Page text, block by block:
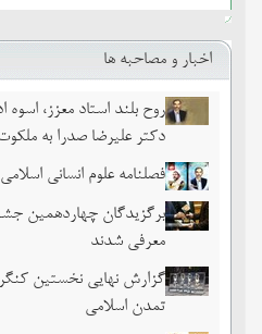
اخبار و مصاحبه ها
روح بلند استاد معزز،
دکتر علیرضا صدرا به
فصلنامه علوم انسانی اسلامی
برگزیدگان چهاردهمین
معرفی شدند
گزارش نهایی نخستین
تمدن اسلامی